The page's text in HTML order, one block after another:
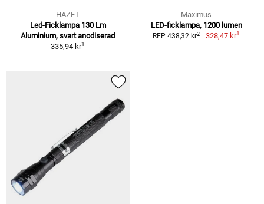
HAZET
Led-Ficklampa 130 Lm
Aluminium, svart anodiserad
335,94 kr1
Maximus
LED-ficklampa, 1200 lumen
RFP 438,32 kr2 328,47 kr1